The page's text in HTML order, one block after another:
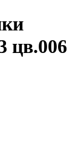
цв.006